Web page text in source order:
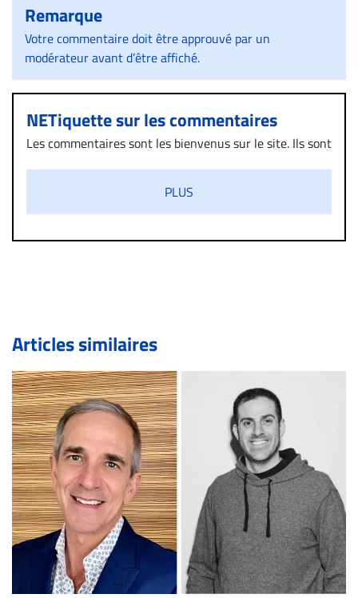
Remarque
Votre commentaire doit être approuvé par un
modérateur avant d’être affiché.
NETiquette sur les commentaires
Les commentaires sont les bienvenus sur le site. Ils sont
diffamatoire. Si malgré cette politique de modération,
un commentaire publié sur le site vous dérange, prenez
immédiatement contact par courriel (info@droit-
de validation, un droit de réponse.
Bien à vous,
La Rédaction de Droit-inc.com
PLUS
Articles similaires